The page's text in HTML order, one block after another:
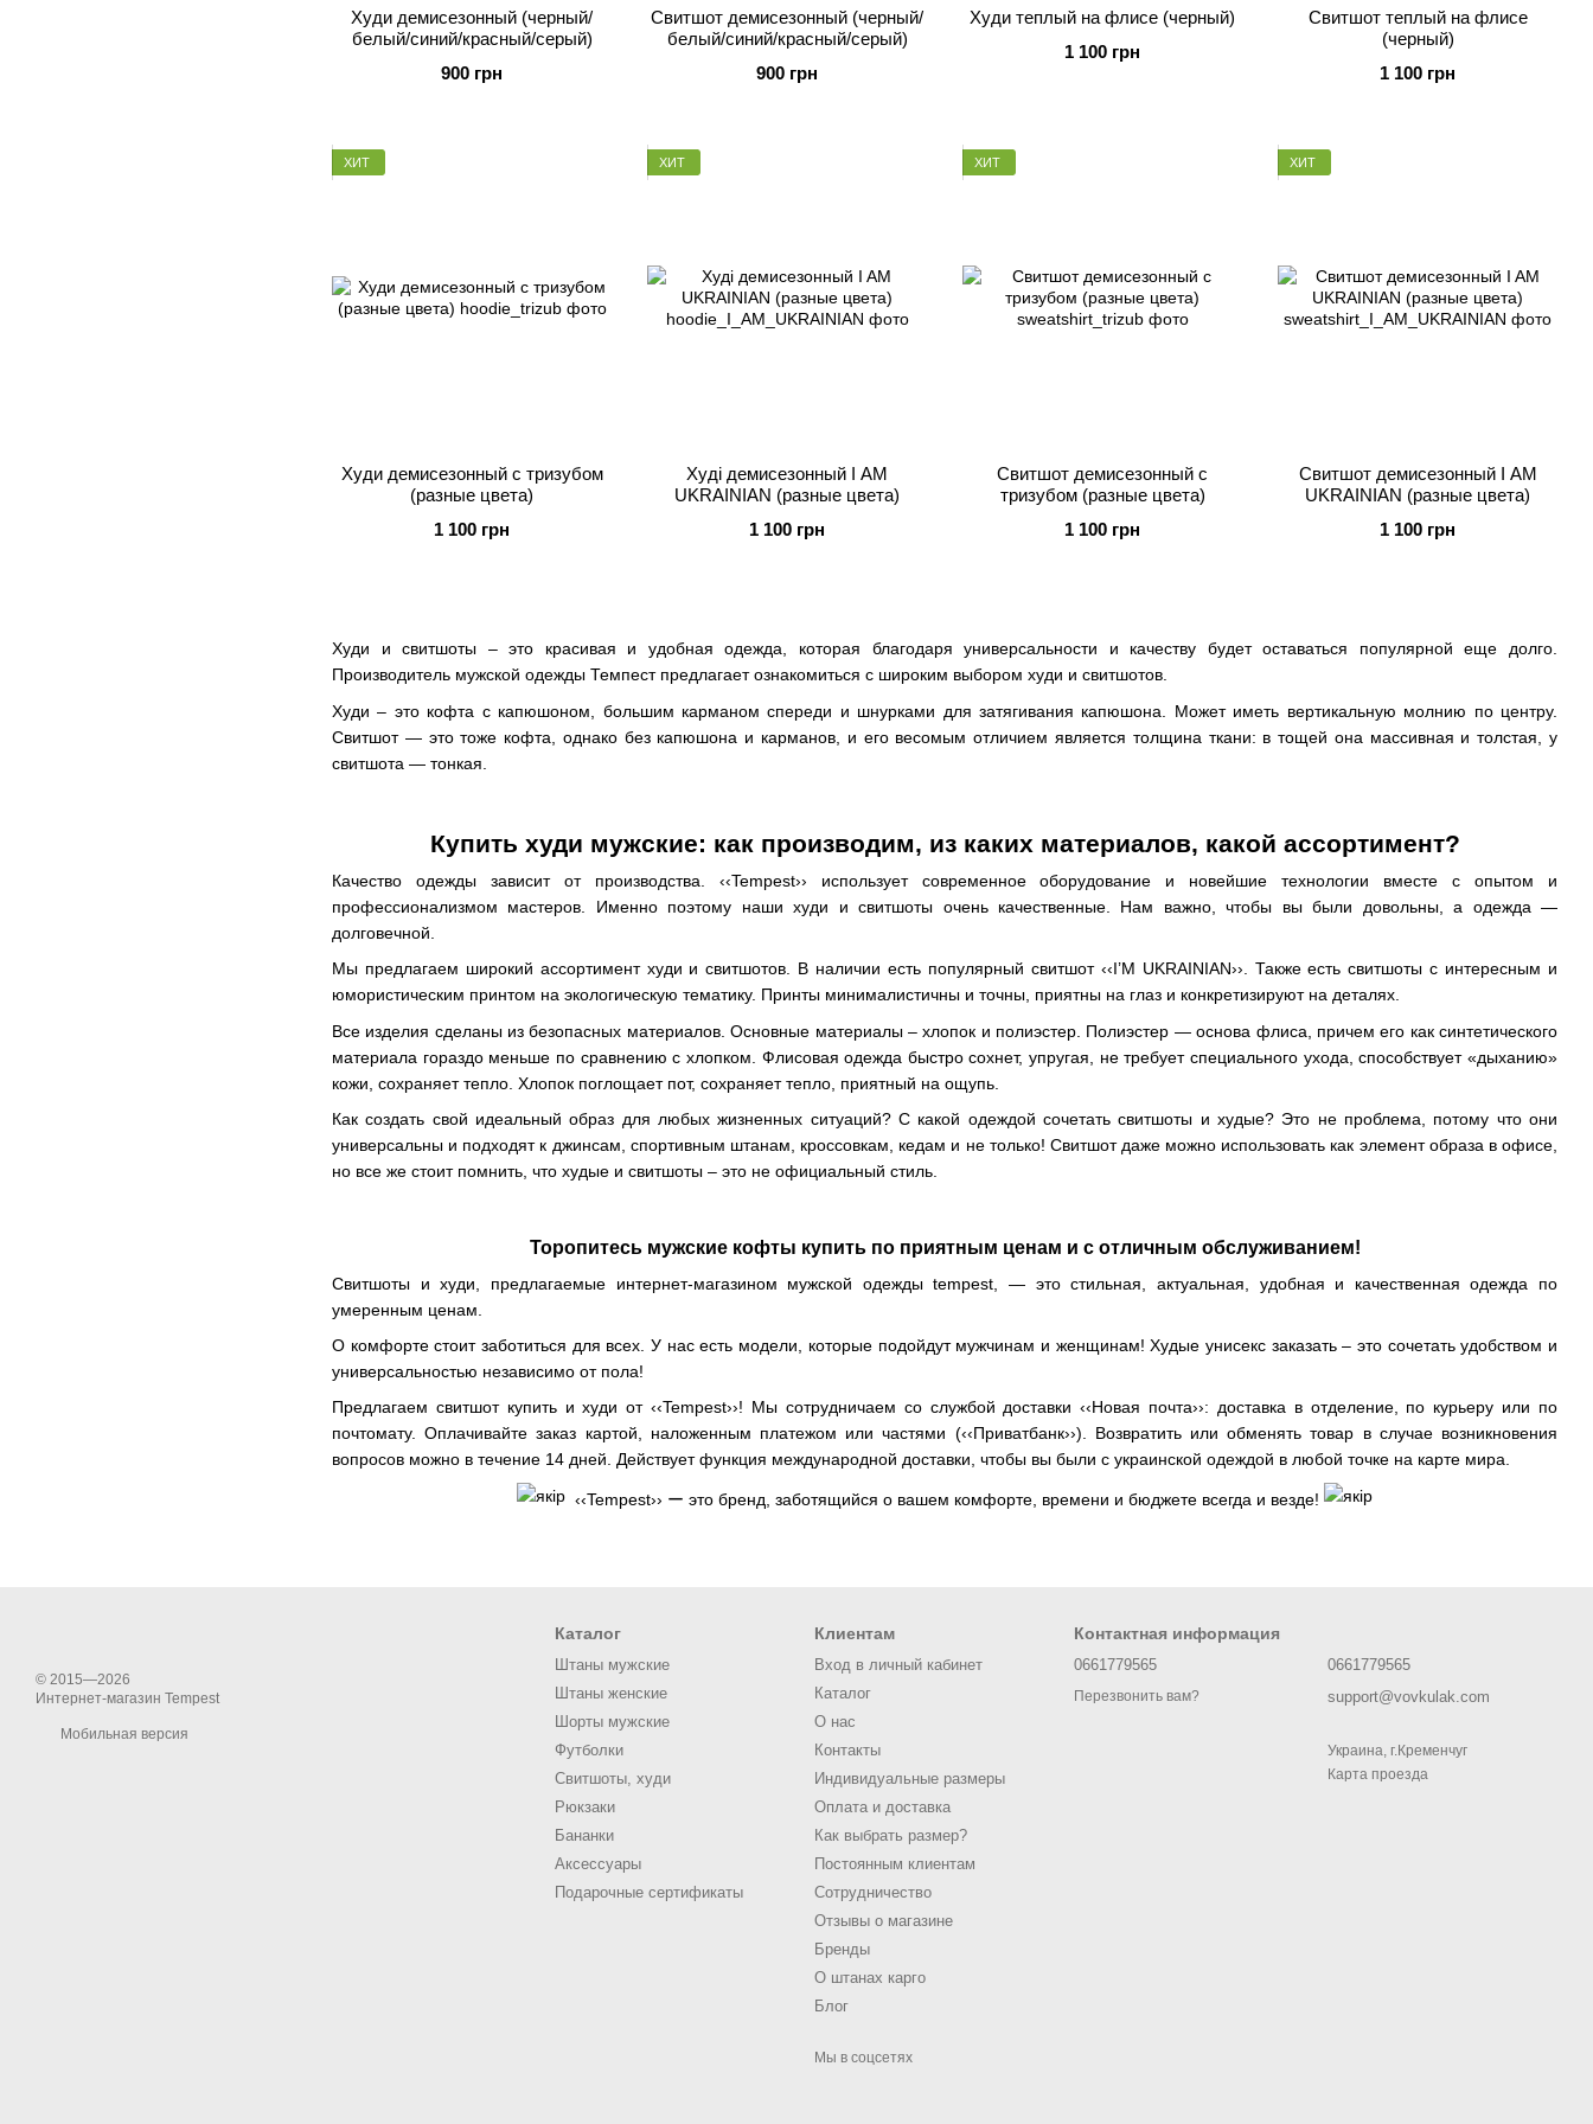
Худи и свитшоты – это красивая и удобная одежда, которая благодаря универсальности и качеству будет оставаться популярной еще долго.
Производитель мужской одежды Темпест предлагает ознакомиться с широким выбором худи и свитшотов.
Худи – это кофта с капюшоном, большим карманом спереди и шнурками для затягивания капюшона. Может иметь вертикальную молнию по центру.
Свитшот — это тоже кофта, однако без капюшона и карманов, и его весомым отличием является толщина ткани: в тощей она массивная и толстая, у
свитшота — тонкая.
Купить худи мужские: как производим, из каких материалов, какой ассортимент?
Качество одежды зависит от производства. ‹‹Tempest›› использует современное оборудование и новейшие технологии вместе с опытом и
профессионализмом мастеров. Именно поэтому наши худи и свитшоты очень качественные. Нам важно, чтобы вы были довольны, а одежда —
долговечной.
Мы предлагаем широкий ассортимент худи и свитшотов. В наличии есть популярный свитшот ‹‹I’M UKRAINIAN››. Также есть свитшоты с интересным и
юмористическим принтом на экологическую тематику. Принты минималистичны и точны, приятны на глаз и конкретизируют на деталях.
Все изделия сделаны из безопасных материалов. Основные материалы – хлопок и полиэстер. Полиэстер — основа флиса, причем его как синтетического
материала гораздо меньше по сравнению с хлопком. Флисовая одежда быстро сохнет, упругая, не требует специального ухода, способствует «дыханию»
кожи, сохраняет тепло. Хлопок поглощает пот, сохраняет тепло, приятный на ощупь.
Как создать свой идеальный образ для любых жизненных ситуаций? С какой одеждой сочетать свитшоты и худые? Это не проблема, потому что они
универсальны и подходят к джинсам, спортивным штанам, кроссовкам, кедам и не только! Свитшот даже можно использовать как элемент образа в офисе,
но все же стоит помнить, что худые и свитшоты – это не официальный стиль.
Торопитесь мужские кофты купить по приятным ценам и с отличным обслуживанием!
Свитшоты и худи, предлагаемые интернет-магазином мужской одежды tempest, — это стильная, актуальная, удобная и качественная одежда по
умеренным ценам.
О комфорте стоит заботиться для всех. У нас есть модели, которые подойдут мужчинам и женщинам! Худые унисекс заказать – это сочетать удобством и
универсальностью независимо от пола!
Предлагаем свитшот купить и худи от ‹‹Tempest››! Мы сотрудничаем со службой доставки ‹‹Новая почта››: доставка в отделение, по курьеру или по
почтомату. Оплачивайте заказ картой, наложенным платежом или частями (‹‹Приватбанк››). Возвратить или обменять товар в случае возникновения
вопросов можно в течение 14 дней. Действует функция международной доставки, чтобы вы были с украинской одеждой в любой точке на карте мира.
‹‹Tempest›› ー это бренд, заботящийся о вашем комфорте, времени и бюджете всегда и везде!
Худи демисезонный (черный/
белый/синий/красный/серый)
900 грн
Свитшот демисезонный (черный/
белый/синий/красный/серый)
900 грн
Худи теплый на флисе (черный)
1 100 грн
Свитшот теплый на флисе
(черный)
1 100 грн
ХИТ
Худи демисезонный с тризубом
(разные цвета)
1 100 грн
ХИТ
Худі демисезонный I AM
UKRAINIAN (разные цвета)
1 100 грн
ХИТ
Свитшот демисезонный с
тризубом (разные цвета)
1 100 грн
ХИТ
Свитшот демисезонный I AM
UKRAINIAN (разные цвета)
1 100 грн
© 2015—2026
Интернет-магазин Tempest
Мобильная версия
Каталог
Штаны мужские
Штаны женские
Шорты мужские
Футболки
Свитшоты, худи
Рюкзаки
Бананки
Аксессуары
Подарочные сертификаты
Клиентам
Вход в личный кабинет
Каталог
О нас
Контакты
Индивидуальные размеры
Оплата и доставка
Как выбрать размер?
Постоянным клиентам
Сотрудничество
Отзывы о магазине
Бренды
О штанах карго
Блог
Мы в соцсетях
Контактная информация
0661779565
Перезвонить вам?
0661779565
support@vovkulak.com
Украина, г.Кременчуг
Карта проезда